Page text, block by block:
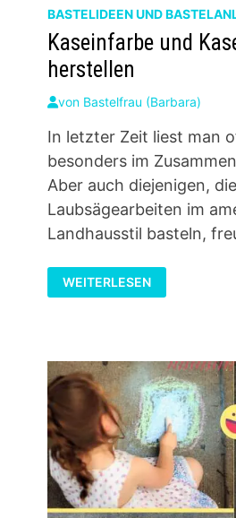
BASTELIDEEN UND
Kaseinfarbe und
herstellen
von Bastelfrau (Barbara)
In letzter Zeit liest man
besonders im
Aber auch diejenigen,
Laubsägearbeiten im
Landhausstil basteln,
KASEINFARBE
UND
KASEINPULVER
WEITERLESEN